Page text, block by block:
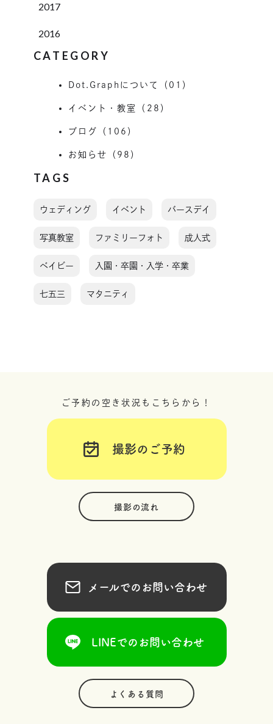
2017
2016
CATEGORY
Dot.Graphについて（01）
イベント・教室（28）
ブログ（106）
お知らせ（98）
TAGS
ウェディング イベント バースデイ
写真教室 ファミリーフォト 成人式
ベイビー 入園・卒園・入学・卒業
七五三 マタニティ
ご予約の空き状況もこちらから！
撮影のご予約
撮影の流れ
メールでのお問い合わせ
LINEでのお問い合わせ
よくある質問